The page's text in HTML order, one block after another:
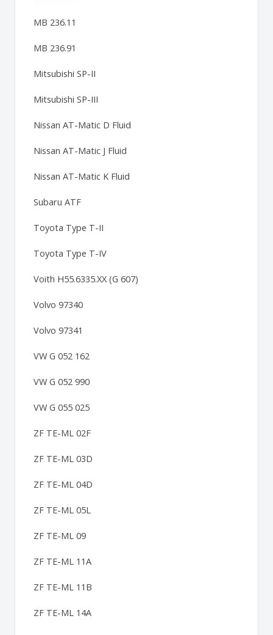
MB 236.11
MB 236.91
Mitsubishi SP-II
Mitsubishi SP-III
Nissan AT-Matic D Fluid
Nissan AT-Matic J Fluid
Nissan AT-Matic K Fluid
Subaru ATF
Toyota Type T-II
Toyota Type T-IV
Voith H55.6335.XX (G 607)
Volvo 97340
Volvo 97341
VW G 052 162
VW G 052 990
VW G 055 025
ZF TE-ML 02F
ZF TE-ML 03D
ZF TE-ML 04D
ZF TE-ML 05L
ZF TE-ML 09
ZF TE-ML 11A
ZF TE-ML 11B
ZF TE-ML 14A